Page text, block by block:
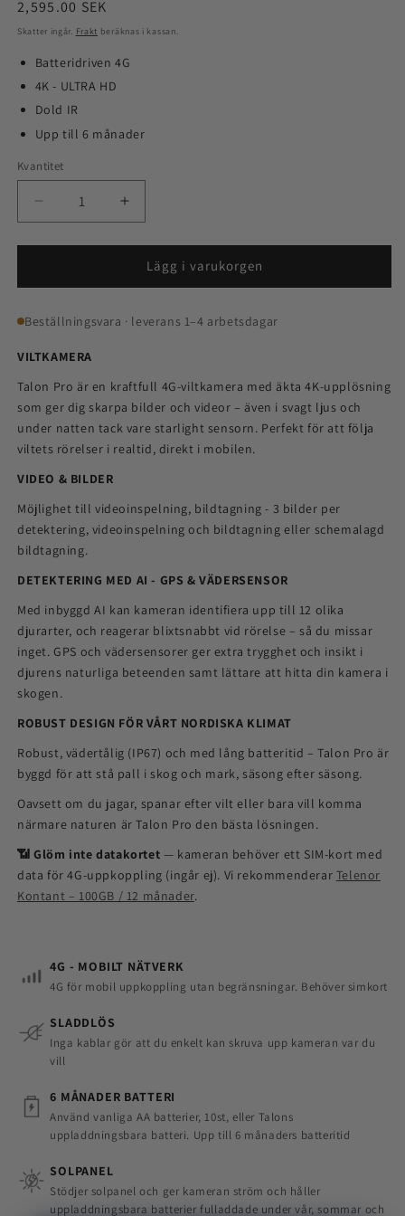
Ordinarie
pris
2,595.00 SEK
Skatter ingår. Frakt beräknas i kassan.
Batteridriven 4G
4K - ULTRA HD
Dold IR
Upp till 6 månader
Kvantitet
Kvantitet
Minska
kvantitet
för
Pro
4G
Öka
kvantitet
för
Talon
Pro
4G
Lägg i varukorgen
Beställningsvara · leverans 1–4 arbetsdagar
VILTKAMERA
Talon Pro är en kraftfull 4G-viltkamera med äkta 4K-upplösning
som ger dig skarpa bilder och videor – även i svagt ljus och
under natten tack vare starlight sensorn. Perfekt för att följa
viltets rörelser i realtid, direkt i mobilen.
VIDEO & BILDER
Möjlighet till videoinspelning, bildtagning - 3 bilder per
detektering, videoinspelning och bildtagning eller schemalagd
bildtagning.
DETEKTERING MED AI - GPS & VÄDERSENSOR
Med inbyggd AI kan kameran identifiera upp till 12 olika
djurarter, och reagerar blixtsnabbt vid rörelse – så du missar
inget. GPS och vädersensorer ger extra trygghet och insikt i
djurens naturliga beteenden samt lättare att hitta din kamera i
skogen.
ROBUST DESIGN FÖR VÅRT NORDISKA KLIMAT
Robust, vädertålig (IP67) och med lång batteritid – Talon Pro är
byggd för att stå pall i skog och mark, säsong efter säsong.
Oavsett om du jagar, spanar efter vilt eller bara vill komma
närmare naturen är Talon Pro den bästa lösningen.
📶 Glöm inte datakortet — kameran behöver ett SIM-kort med
data för 4G-uppkoppling (ingår ej). Vi rekommenderar Telenor
Kontant – 100GB / 12 månader.
4G - MOBILT NÄTVERK
4G för mobil uppkoppling utan begränsningar. Behöver simkort
SLADDLÖS
Inga kablar gör att du enkelt kan skruva upp kameran var du
vill
6 MÅNADER BATTERI
Använd vanliga AA batterier, 10st, eller Talons
uppladdningsbara batteri. Upp till 6 månaders batteritid
SOLPANEL
Stödjer solpanel och ger kameran ström och håller
uppladdningsbara batterier fulladdade under vår, sommar och